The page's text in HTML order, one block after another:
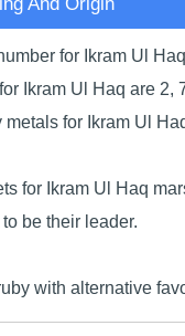
for Ikram Ul
Ikram Ul Haq are 2,
for Ikram Ul
for Ikram Ul Haq
be their leader.
with alternative